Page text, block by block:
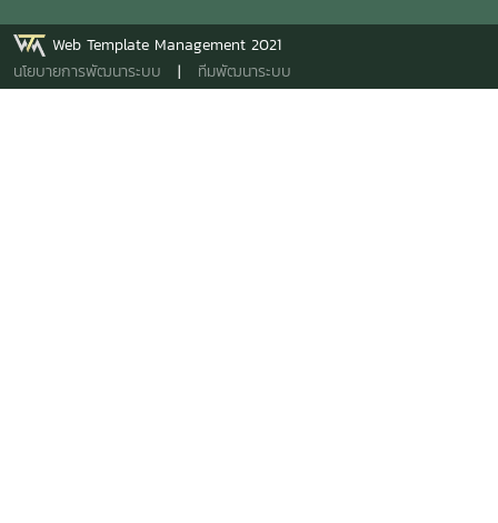
Web Template Management 2021
นโยบายการพัฒนาระบบ | ทีมพัฒนาระบบ